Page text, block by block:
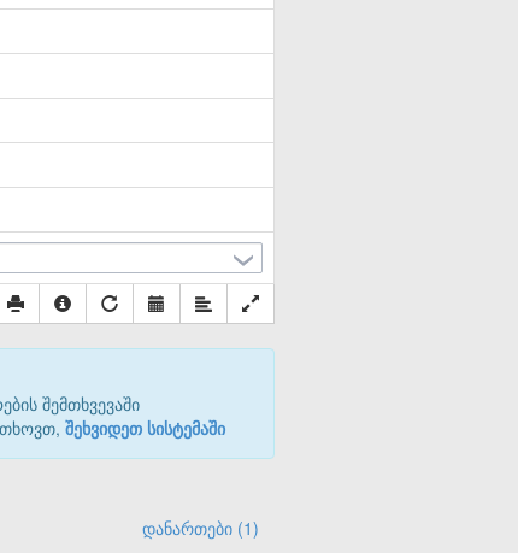
შემთხვევაში
შეხვიდეთ სისტემაში
დანართები (1)